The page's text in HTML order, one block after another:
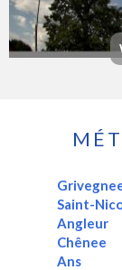
Saint-
Angleur
Chênee
Ans